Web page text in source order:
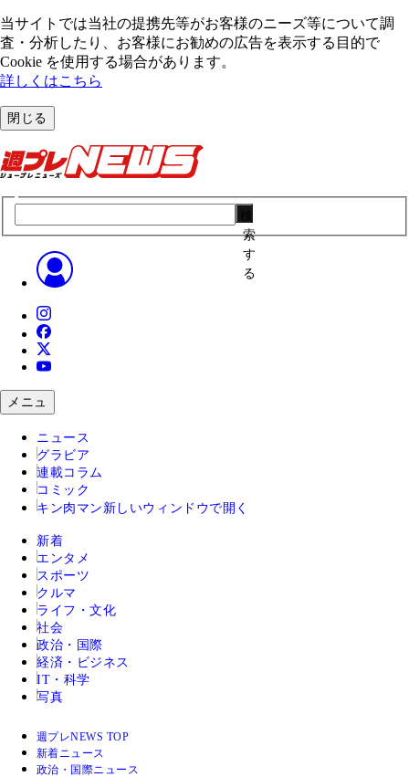
当サイトでは当社の提携先等がお客様のニーズ等について調
査・分析したり、お客様にお勧めの広告を表⽰する⽬的で
Cookie を使⽤する場合があります。
詳しくはこちら
閉じる
索
す
る
メニュ
ニュース
グラビア
連載コラム
コミック
キン肉マン 新しいウィンドウで開く
新着
エンタメ
スポーツ
クルマ
ライフ・文化
社会
政治・国際
経済・ビジネス
IT・科学
写真
週プレNEWS TOP
新着ニュース
政治・国際ニュース